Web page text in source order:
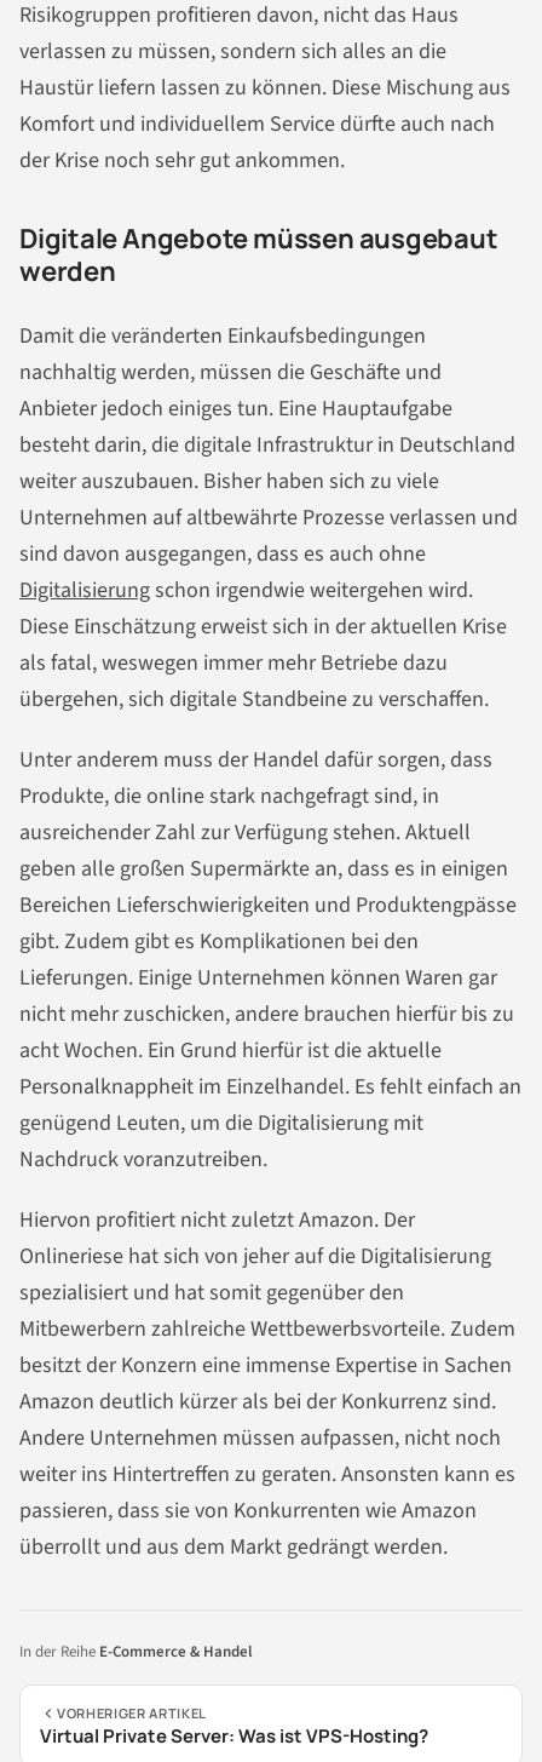
Risikogruppen profitieren davon, nicht das Haus
verlassen zu müssen, sondern sich alles an die
Haustür liefern lassen zu können. Diese Mischung aus
Komfort und individuellem Service dürfte auch nach
der Krise noch sehr gut ankommen.
Digitale Angebote müssen ausgebaut
werden
Damit die veränderten Einkaufsbedingungen
nachhaltig werden, müssen die Geschäfte und
Anbieter jedoch einiges tun. Eine Hauptaufgabe
besteht darin, die digitale Infrastruktur in Deutschland
weiter auszubauen. Bisher haben sich zu viele
Unternehmen auf altbewährte Prozesse verlassen und
sind davon ausgegangen, dass es auch ohne
Digitalisierungschon irgendwie weitergehen wird.
Diese Einschätzung erweist sich in der aktuellen Krise
als fatal, weswegen immer mehr Betriebe dazu
übergehen, sich digitale Standbeine zu verschaffen.
Unter anderem muss der Handel dafür sorgen, dass
Produkte, die online stark nachgefragt sind, in
ausreichender Zahl zur Verfügung stehen. Aktuell
geben alle großen Supermärkte an, dass es in einigen
Bereichen Lieferschwierigkeiten und Produktengpässe
gibt. Zudem gibt es Komplikationen bei den
Lieferungen. Einige Unternehmen können Waren gar
nicht mehr zuschicken, andere brauchen hierfür bis zu
acht Wochen. Ein Grund hierfür ist die aktuelle
Personalknappheit im Einzelhandel. Es fehlt einfach an
genügend Leuten, um die Digitalisierung mit
Nachdruck voranzutreiben.
Hiervon profitiert nicht zuletzt Amazon. Der
Onlineriese hat sich von jeher auf die Digitalisierung
spezialisiert und hat somit gegenüber den
Mitbewerbern zahlreiche Wettbewerbsvorteile. Zudem
besitzt der Konzern eine immense Expertise in Sachen
Amazon deutlich kürzer als bei der Konkurrenz sind.
Andere Unternehmen müssen aufpassen, nicht noch
weiter ins Hintertreffen zu geraten. Ansonsten kann es
passieren, dass sie von Konkurrenten wie Amazon
überrollt und aus dem Markt gedrängt werden.
In der Reihe E-Commerce & Handel
VORHERIGER ARTIKEL
Virtual Private Server: Was ist VPS-Hosting?